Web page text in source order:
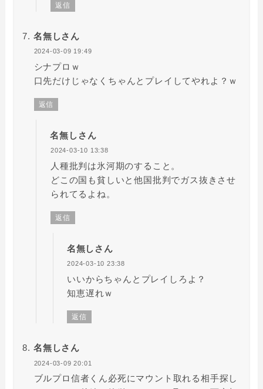
返信
名無しさん
2024-03-09 19:49
シナプロｗ
口先だけじゃなくちゃんとプレイしてやれよ？ｗ
返信
名無しさん
2024-03-10 13:38
人種批判は氷河期のすること。
どこの国も貧しいと他国批判でガス抜きさせ
られてるよね。
返信
名無しさん
2024-03-10 23:38
いいからちゃんとプレイしろよ？
知恵遅れｗ
返信
名無しさん
2024-03-09 20:01
ブルプロ信者くん必死にマウント取れる相手探し